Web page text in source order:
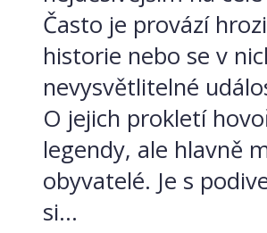
Často je provází
historie nebo se v
nevysvětlitelné
O jejich prokletí
legendy, ale hlavně
obyvatelé. Je s
si...